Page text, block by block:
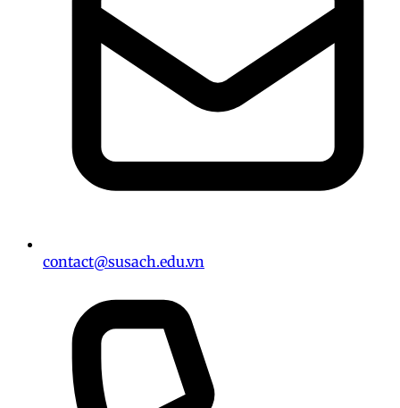
contact@susach.edu.vn